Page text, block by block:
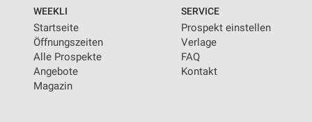
WEEKLI
Startseite
Öffnungszeiten
Alle Prospekte
Angebote
Magazin
SERVICE
Prospekt einstellen
Verlage
FAQ
Kontakt